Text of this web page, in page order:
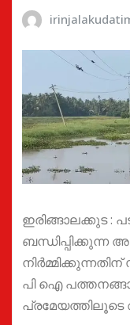
ഇരിങ്ങാലക്കുട :
ബന്ധിപ്പിക്കുന്ന
പി ഐ
പ്രമേയത്തിലൂടെ